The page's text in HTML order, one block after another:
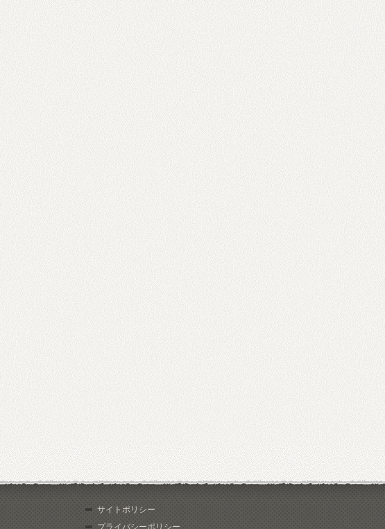
サイトポリシー
プライバシーポリシー